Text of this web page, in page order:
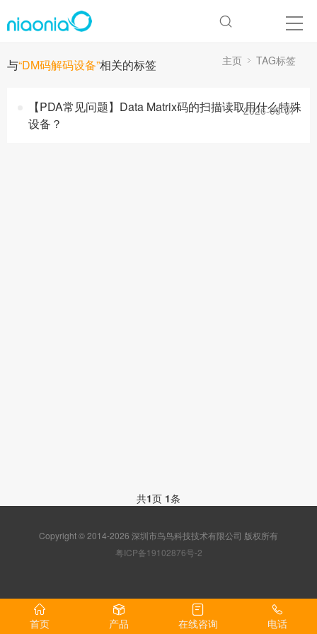
与“DM码解码设备”相关的标签 主页 TAG标签
【PDA常见问题】Data Matrix码的扫描读取用什么特殊
设备？
2026-05-07
共1页 1条
Copyright © 2014-2026 深圳市鸟鸟科技技术有限公司 版权所有
粤ICP备19102876号-2
首页 产品 在线咨询 电话